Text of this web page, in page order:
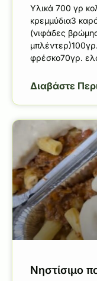
Υλικά 700 γρ
κρεμμύδια3
(νιφάδες
φρέσκο70γρ.
Διαβάστε
Νηστίσιμο